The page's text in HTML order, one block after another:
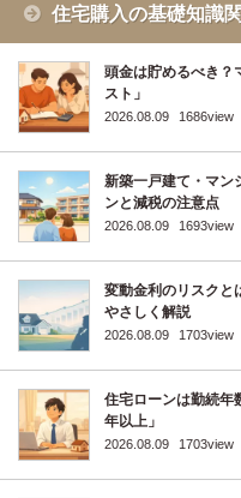
住宅購入の基礎知識
頭金は貯めるべき？
スト」
2026.08.09 1686view
新築一戸建て・マン
ンと減税の注意点
2026.08.09 1693view
変動金利のリスクと
やさしく解説
2026.08.09 1703view
住宅ローンは勤続年
年以上」
2026.08.09 1703view